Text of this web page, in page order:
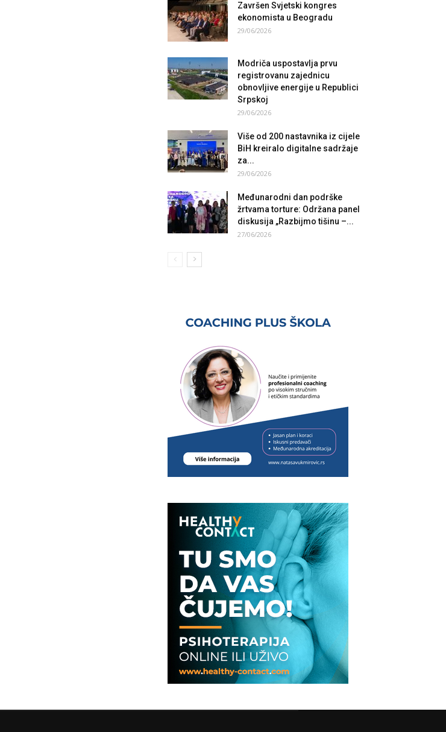
Završen Svjetski kongres
ekonomista u Beogradu
29/06/2026
Modriča uspostavlja prvu
registrovanu zajednicu
obnovljive energije u Republici
Srpskoj
29/06/2026
Više od 200 nastavnika iz cijele
BiH kreiralo digitalne sadržaje
za...
29/06/2026
Međunarodni dan podrške
žrtvama torture: Održana panel
diskusija „Razbijmo tišinu –...
27/06/2026